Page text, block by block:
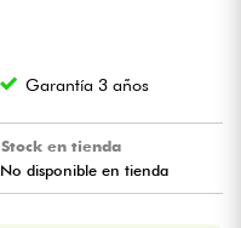
Garantía 3 años
Stock en tienda
No disponible en tienda